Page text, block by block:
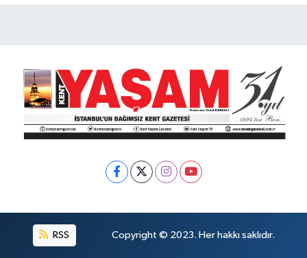
RSS Copyright © 2023. Her hakkı saklıdır.